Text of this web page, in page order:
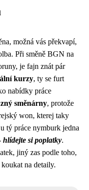
možná vás překvapí,
Při směně BGN na
je fajn znát pár
kurzy, ty se furt
nabídky práce
směnárny, protože
won, kterej taky
tý práce nymburk jedna
hlídejte si poplatky.
jiný zas podle toho,
na detaily.